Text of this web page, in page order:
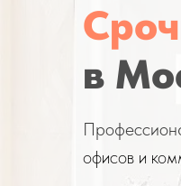
в
офисов и